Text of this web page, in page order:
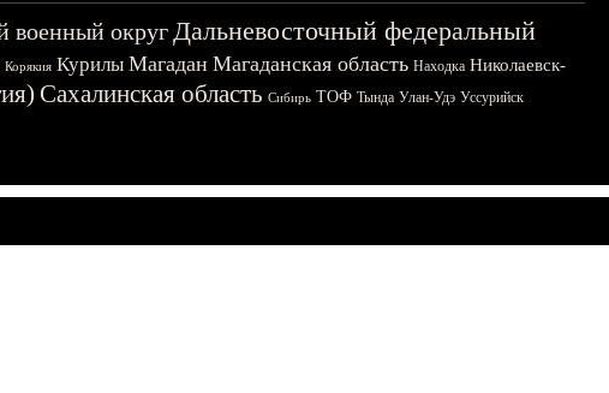
военный округДальневосточный федеральный
Корякия Курилы Магадан Магаданская область Находка Николаевск-
Сахалинская область Сибирь ТОФ Тында Улан-Удэ Уссурийск